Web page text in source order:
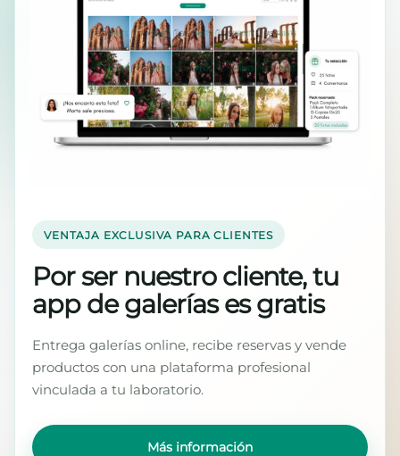
VENTAJA EXCLUSIVA PARA CLIENTES
Por ser nuestro cliente, tu
app de galerías es gratis
Entrega galerías online, recibe reservas y vende
productos con una plataforma profesional
vinculada a tu laboratorio.
Más información